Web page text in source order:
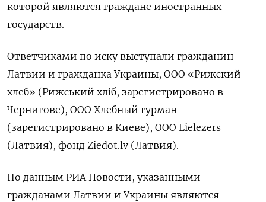
которой являются граждане иностранных
государств.
Ответчиками по иску выступали гражданин
Латвии и гражданка Украины, ООО «Рижский
хлеб» (Рижський хлiб, зарегистрировано в
Чернигове), ООО Хлебный гурман
(зарегистрировано в Киеве), ООО Lielezers
(Латвия), фонд Ziedot.lv (Латвия).
По данным РИА Новости, указанными
гражданами Латвии и Украины являются